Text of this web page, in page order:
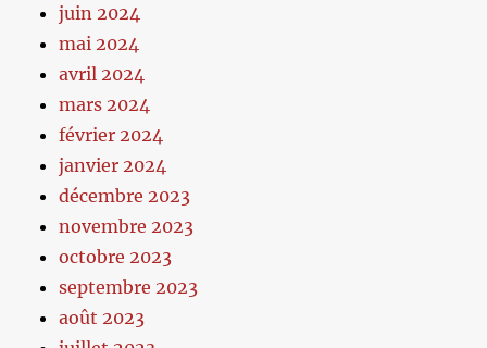
juin 2024
mai 2024
avril 2024
mars 2024
février 2024
janvier 2024
décembre 2023
novembre 2023
octobre 2023
septembre 2023
août 2023